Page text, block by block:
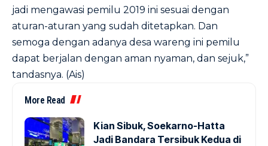
jadi mengawasi pemilu 2019 ini sesuai dengan
aturan-aturan yang sudah ditetapkan. Dan
semoga dengan adanya desa wareng ini pemilu
dapat berjalan dengan aman nyaman, dan sejuk,”
tandasnya. (Ais)
More Read
Kian Sibuk, Soekarno-Hatta
Jadi Bandara Tersibuk Kedua di